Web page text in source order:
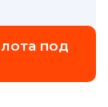
под